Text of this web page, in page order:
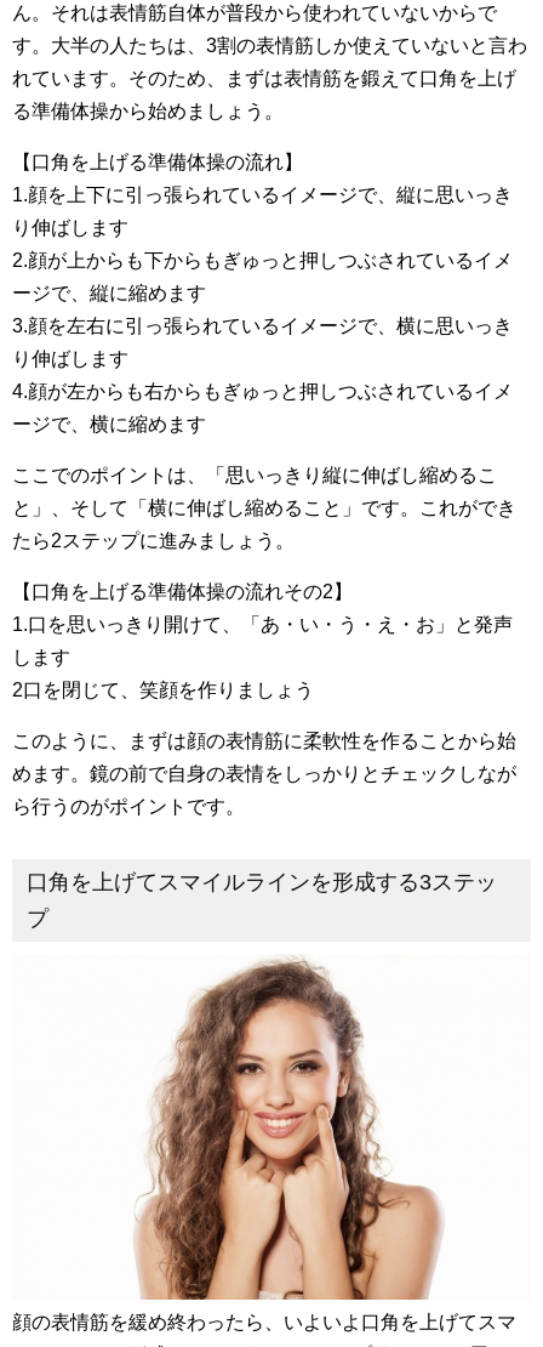
ん。それは表情筋自体が普段から使われていないからで
す。大半の人たちは、3割の表情筋しか使えていないと言わ
れています。そのため、まずは表情筋を鍛えて口角を上げ
る準備体操から始めましょう。
【口角を上げる準備体操の流れ】
1.顔を上下に引っ張られているイメージで、縦に思いっき
り伸ばします
2.顔が上からも下からもぎゅっと押しつぶされているイメ
ージで、縦に縮めます
3.顔を左右に引っ張られているイメージで、横に思いっき
り伸ばします
4.顔が左からも右からもぎゅっと押しつぶされているイメ
ージで、横に縮めます
ここでのポイントは、「思いっきり縦に伸ばし縮めるこ
と」、そして「横に伸ばし縮めること」です。これができ
たら2ステップに進みましょう。
【口角を上げる準備体操の流れその2】
1.口を思いっきり開けて、「あ・い・う・え・お」と発声
します
2口を閉じて、笑顔を作りましょう
このように、まずは顔の表情筋に柔軟性を作ることから始
めます。鏡の前で自身の表情をしっかりとチェックしなが
ら行うのがポイントです。
口角を上げてスマイルラインを形成する3ステッ
プ
顔の表情筋を緩め終わったら、いよいよ口角を上げてスマ